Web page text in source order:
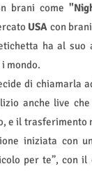
brani come
USA con
ha al
mondo.
di chiamarla
anche live
e il trasferimento
iniziata con
per te”, con